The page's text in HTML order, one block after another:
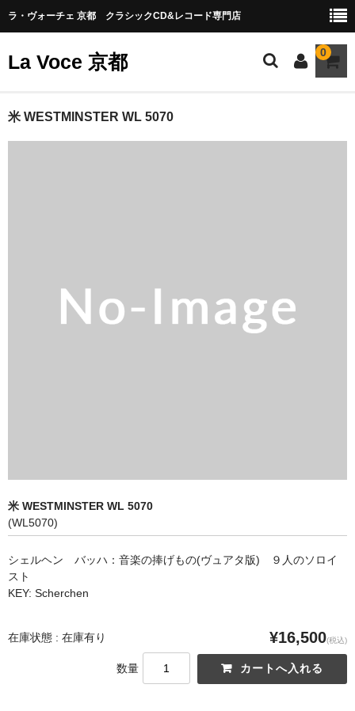
ラ・ヴォーチェ 京都 クラシックCD&レコード専門店
La Voce 京都 0
CATALOG LP
CD&BOOK
PICK UP
ORDER
CONTACT
米 WESTMINSTER WL 5070
米 WESTMINSTER WL 5070
(WL5070)
シェルヘン バッハ：音楽の捧げもの(ヴュアタ版) ９人のソロイ
スト
KEY: Scherchen
在庫状態 : 在庫有り ¥16,500(税込)
数量